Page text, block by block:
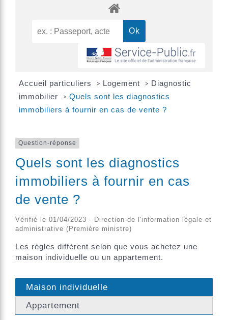
Accueil particuliers > Logement > Diagnostic
immobilier
> Quels sont les diagnostics
immobiliers à fournir en cas de vente ?
Question-réponse
Quels sont les diagnostics
immobiliers à fournir en cas
de vente ?
Vérifié le 01/04/2023 - Direction de l'information légale et
administrative (Première ministre)
Les règles diffèrent selon que vous achetez une
maison individuelle ou un appartement.
Maison individuelle
Appartement